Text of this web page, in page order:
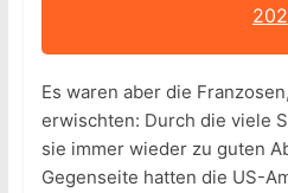
Es waren aber die
erwischten: Durch die viele
sie immer wieder zu guten
Gegenseite hatten die US-